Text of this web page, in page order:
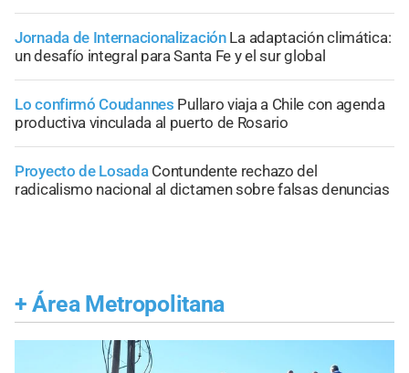
Jornada de Internacionalización La adaptación climática:
un desafío integral para Santa Fe y el sur global
Lo confirmó Coudannes Pullaro viaja a Chile con agenda
productiva vinculada al puerto de Rosario
Proyecto de Losada Contundente rechazo del
radicalismo nacional al dictamen sobre falsas denuncias
+ Área Metropolitana